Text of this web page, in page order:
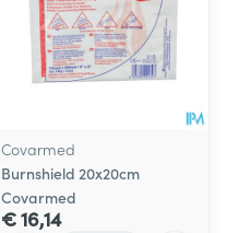
Covarmed
Burnshield 20x20cm
Covarmed
€ 16,14